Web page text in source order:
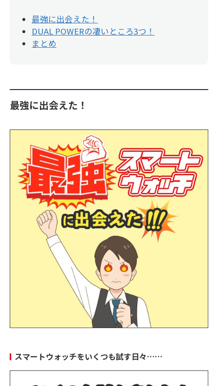
最強に出会えた！
DUAL POWERの凄いところ3つ！
まとめ
最強に出会えた！
スマートウォッチをいくつも試す日々……